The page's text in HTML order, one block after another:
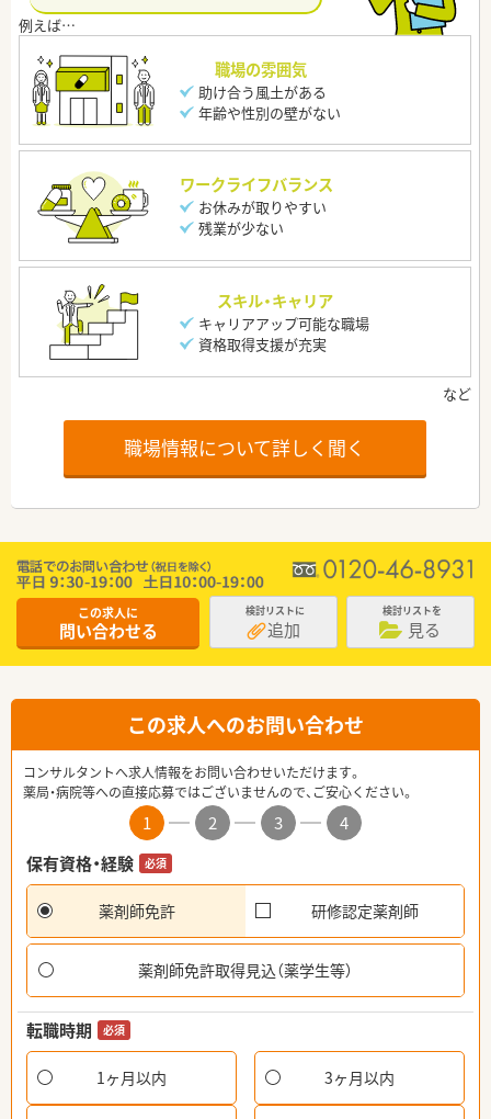
職場の雰囲気
助け合う風土がある
年齢や性別の壁がない
ワークライフバランス
お休みが取りやすい
残業が少ない
スキル・キャリア
キャリアアップ可能な職場
資格取得支援が充実
職場情報について詳しく聞く
この求人に
問い合わせる
検討リストに
追加
検討リストを
見る
この求人へのお問い合わせ
コンサルタントへ求人情報をお問い合わせいただけます。
薬局・病院等への直接応募ではございませんので、ご安心ください。
1 2 3
4
保有資格・経験
必須
薬剤師免許 研修認定薬剤師
薬剤師免許取得見込（薬学生等）
転職時期 必須
1ヶ月以内 3ヶ月以内